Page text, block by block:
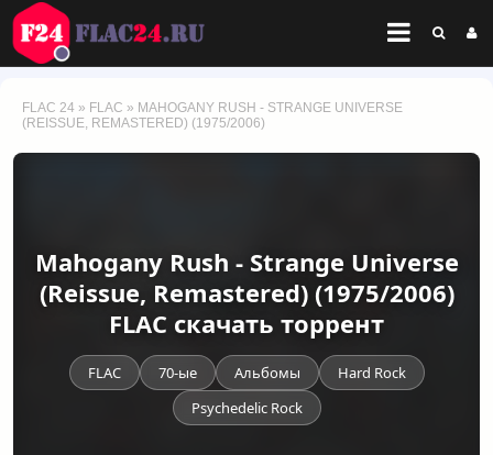
FLAC 24 » FLAC » MAHOGANY RUSH - STRANGE UNIVERSE
(REISSUE, REMASTERED) (1975/2006)
Mahogany Rush - Strange Universe
(Reissue, Remastered) (1975/2006)
FLAC скачать торрент
FLAC 70-ые Альбомы
Hard Rock
Psychedelic Rock